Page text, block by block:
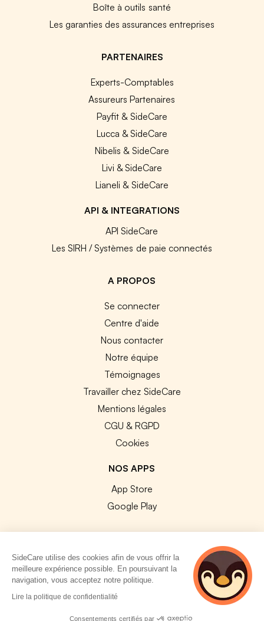
Boîte à outils santé
Les garanties des assurances entreprises
PARTENAIRES
Experts-Comptables
Assureurs Partenaires
Payfit & SideCare
Lucca & SideCare
Nibelis & SideCare
Livi & SideCare
Lianeli & SideCare
API & INTEGRATIONS
API SideCare
Les SIRH / Systèmes de paie connectés
A PROPOS
Se connecter
Centre d'aide
Nous contacter
Notre équipe
Témoignages
Travailler chez SideCare
Mentions légales
CGU & RGPD
Cookies
NOS APPS
App Store
Google Play
© 2026 SideCare. Tous droits réservés.
SideCare utilise des cookies afin de vous offrir la
meilleure expérience possible. En poursuivant la
navigation, vous acceptez notre politique.
Lire la politique de confidentialité
Consentements certifiés par
4 personnes
consultent
actuellement cette